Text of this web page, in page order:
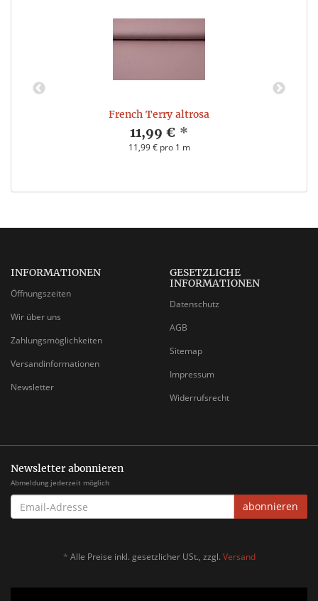
French Terry altrosa
11,99 € *
11,99 € pro 1 m
INFORMATIONEN
Öffnungszeiten
Wir über uns
Zahlungsmöglichkeiten
Versandinformationen
Newsletter
GESETZLICHE
INFORMATIONEN
Datenschutz
AGB
Sitemap
Impressum
Widerrufsrecht
Newsletter abonnieren
Abmeldung jederzeit möglich
EMAIL-
ADRESSE
abonnieren
* Alle Preise inkl. gesetzlicher USt., zzgl. Versand